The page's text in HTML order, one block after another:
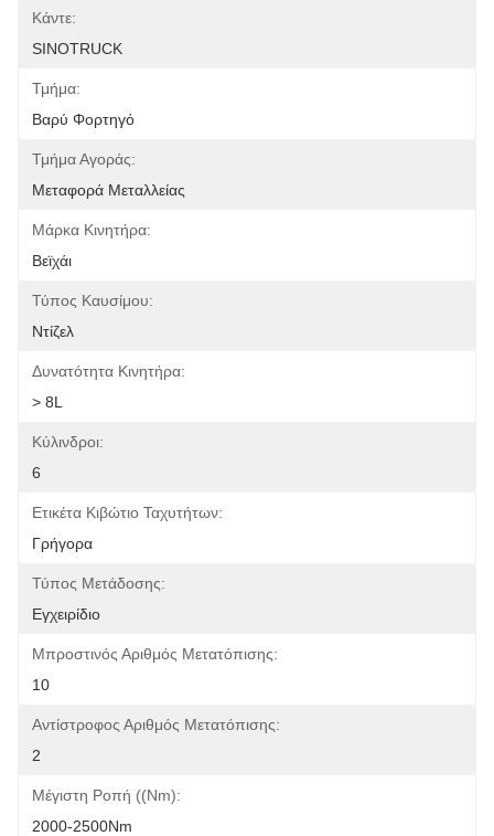
Κάντε:
SINOTRUCK
Τμήμα:
Βαρύ Φορτηγό
Τμήμα Αγοράς:
Μεταφορά Μεταλλείας
Μάρκα Κινητήρα:
Βεϊχάι
Τύπος Καυσίμου:
Ντίζελ
Δυνατότητα Κινητήρα:
> 8L
Κύλινδροι:
6
Ετικέτα Κιβώτιο Ταχυτήτων:
Γρήγορα
Τύπος Μετάδοσης:
Εγχειρίδιο
Μπροστινός Αριθμός Μετατόπισης:
10
Αντίστροφος Αριθμός Μετατόπισης:
2
Μέγιστη Ροπή ((Nm):
2000-2500Nm